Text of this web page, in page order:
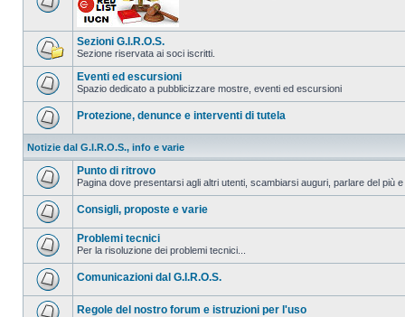
Sezioni G.I.R.O.S.
Sezione riservata ai soci iscritti.
Eventi ed escursioni
Spazio dedicato a pubblicizzare mostre, eventi ed escursioni
Protezione, denunce e interventi di tutela
Notizie dal G.I.R.O.S., info e varie
Punto di ritrovo
Pagina dove presentarsi agli altri utenti, scambiarsi auguri, parlare del più
Consigli, proposte e varie
Problemi tecnici
Per la risoluzione dei problemi tecnici...
Comunicazioni dal G.I.R.O.S.
Regole del nostro forum e istruzioni per l'uso